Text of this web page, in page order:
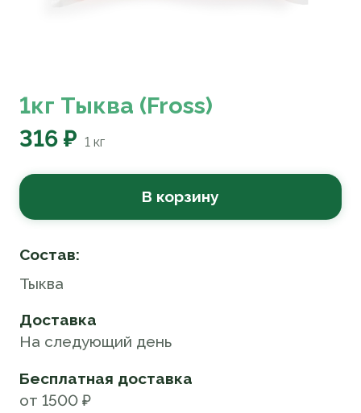
1кг Тыква (Fross)
316 ₽ 1 кг
В корзину
Состав:
Тыква
Доставка
На следующий день
Бесплатная доставка
от 1500 ₽